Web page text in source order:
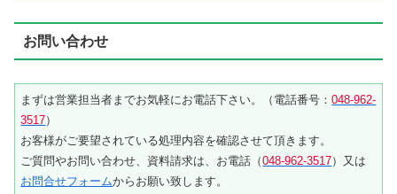
お問い合わせ
まずは営業担当者までお気軽にお電話下さい。（電話番号：048-962-
3517）
お客様がご要望されている処理内容を確認させて頂きます。
ご質問やお問い合わせ、資料請求は、お電話（048-962-3517）又は
お問合せフォームからお願い致します。